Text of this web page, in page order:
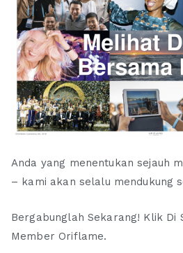
Anda yang menentukan sejauh
– kami akan selalu mendukung
Bergabunglah Sekarang! Klik Di
Member Oriflame.